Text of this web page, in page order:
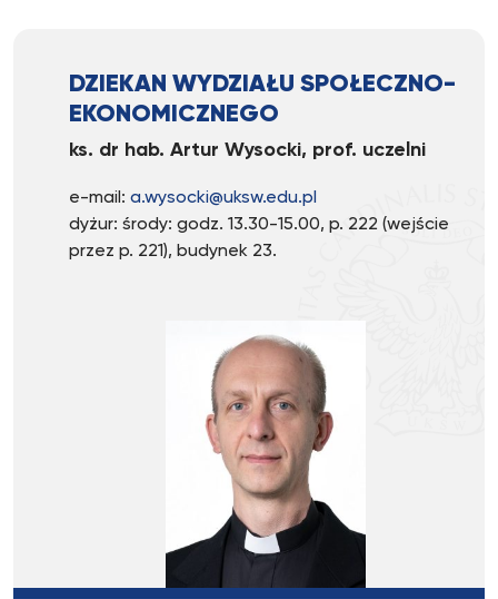
DZIEKAN WYDZIAŁU SPOŁECZNO-
EKONOMICZNEGO
ks. dr hab. Artur Wysocki, prof. uczelni
e-mail: a.wysocki@uksw.edu.pl
dyżur: środy: godz. 13.30-15.00, p. 222 (wejście
przez p. 221), budynek 23.